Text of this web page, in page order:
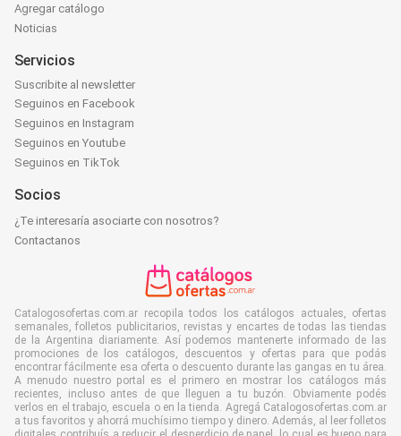
Agregar catálogo
Noticias
Servicios
Suscribite al newsletter
Seguinos en Facebook
Seguinos en Instagram
Seguinos en Youtube
Seguinos en TikTok
Socios
¿Te interesaría asociarte con nosotros?
Contactanos
Catalogosofertas.com.ar recopila todos los catálogos actuales, ofertas
semanales, folletos publicitarios, revistas y encartes de todas las tiendas
de la Argentina diariamente. Así podemos mantenerte informado de las
promociones de los catálogos, descuentos y ofertas para que podás
encontrar fácilmente esa oferta o descuento durante las gangas en tu área.
A menudo nuestro portal es el primero en mostrar los catálogos más
recientes, incluso antes de que lleguen a tu buzón. Obviamente podés
verlos en el trabajo, escuela o en la tienda. Agregá Catalogosofertas.com.ar
a tus favoritos y ahorrá muchísimo tiempo y dinero. Además, al leer folletos